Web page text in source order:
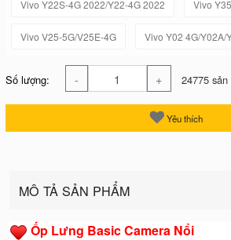
Vivo Y22S-4G 2022/Y22-4G 2022 Vivo
Vivo V25-5G/V25E-4G Vivo Y02 4G/Y02A/
Số lượng: - + 24775
Yêu thích
MÔ TẢ SẢN PHẨM
Ốp Lưng Basic Camera Nổi